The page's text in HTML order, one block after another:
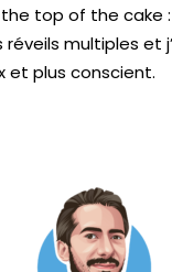
top of the cake :
multiples et
et plus conscient.